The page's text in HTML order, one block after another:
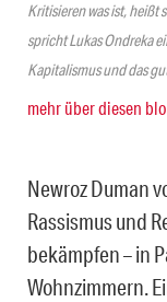
Kritisieren was ist, heißt
spricht Lukas Ondreka
Kapitalismus und das
mehr über diesen
Newroz Duman
Rassismus und
bekämpfen – in
Wohnzimmern.